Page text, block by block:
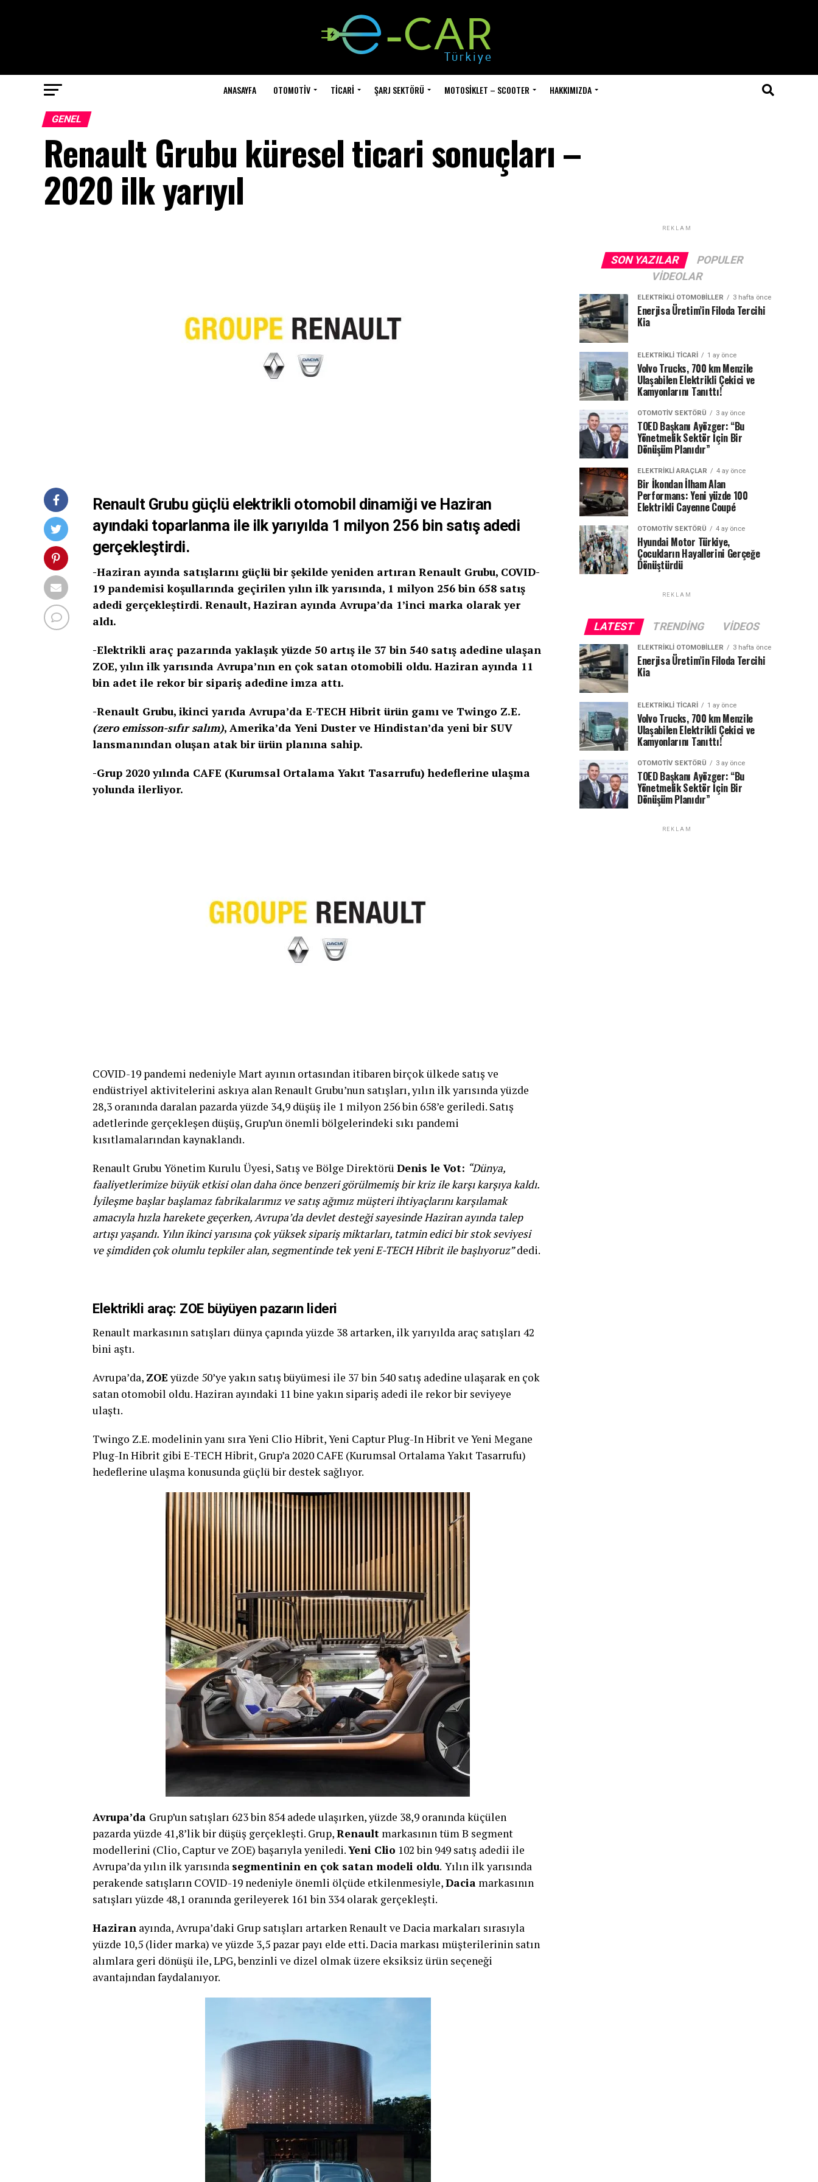
ANASAYFA OTOMOTIV TICARI ŞARJ SEKTÖRÜ MOTOSIKLET – SCOOTER HAKKIMIZDA
GENEL
Renault Grubu küresel ticari sonuçları –
2020 ilk yarıyıl
Renault Grubu güçlü elektrikli otomobil dinamiği ve Haziran
ayındaki toparlanma ile ilk yarıyılda 1 milyon 256 bin satış adedi
gerçekleştirdi.
-Haziran ayında satışlarını güçlü bir şekilde yeniden artıran Renault Grubu, COVID-
19 pandemisi koşullarında geçirilen yılın ilk yarısında, 1 milyon 256 bin 658 satış
adedi gerçekleştirdi. Renault, Haziran ayında Avrupa’da 1’inci marka olarak yer
aldı.
-Elektrikli araç pazarında yaklaşık yüzde 50 artış ile 37 bin 540 satış adedine ulaşan
ZOE, yılın ilk yarısında Avrupa’nın en çok satan otomobili oldu. Haziran ayında 11
bin adet ile rekor bir sipariş adedine imza attı.
-Renault Grubu, ikinci yarıda Avrupa’da E-TECH Hibrit ürün gamı ve Twingo Z.E.
(zero emisson-sıfır salım), Amerika’da Yeni Duster ve Hindistan’da yeni bir SUV
lansmanından oluşan atak bir ürün planına sahip.
-Grup 2020 yılında CAFE (Kurumsal Ortalama Yakıt Tasarrufu) hedeflerine ulaşma
yolunda ilerliyor.
COVID-19 pandemi nedeniyle Mart ayının ortasından itibaren birçok ülkede satış ve
endüstriyel aktivitelerini askıya alan Renault Grubu’nun satışları, yılın ilk yarısında yüzde
28,3 oranında daralan pazarda yüzde 34,9 düşüş ile 1 milyon 256 bin 658’e geriledi. Satış
adetlerinde gerçekleşen düşüş, Grup’un önemli bölgelerindeki sıkı pandemi
kısıtlamalarından kaynaklandı.
Renault Grubu Yönetim Kurulu Üyesi, Satış ve Bölge Direktörü Denis le Vot: “Dünya,
faaliyetlerimize büyük etkisi olan daha önce benzeri görülmemiş bir kriz ile karşı karşıya kaldı.
İyileşme başlar başlamaz fabrikalarımız ve satış ağımız müşteri ihtiyaçlarını karşılamak
amacıyla hızla harekete geçerken, Avrupa’da devlet desteği sayesinde Haziran ayında talep
artışı yaşandı. Yılın ikinci yarısına çok yüksek sipariş miktarları, tatmin edici bir stok seviyesi
ve şimdiden çok olumlu tepkiler alan, segmentinde tek yeni E-TECH Hibrit ile başlıyoruz”dedi.
Elektrikli araç: ZOE büyüyen pazarın lideri
Renault markasının satışları dünya çapında yüzde 38 artarken, ilk yarıyılda araç satışları 42
bini aştı.
Avrupa’da, ZOEyüzde 50’ye yakın satış büyümesi ile 37 bin 540 satış adedine ulaşarak en çok
satan otomobil oldu. Haziran ayındaki 11 bine yakın sipariş adedi ile rekor bir seviyeye
ulaştı.
Twingo Z.E. modelinin yanı sıra Yeni Clio Hibrit, Yeni Captur Plug-In Hibrit ve Yeni Megane
Plug-In Hibrit gibi E-TECH Hibrit, Grup’a 2020 CAFE (Kurumsal Ortalama Yakıt Tasarrufu)
hedeflerine ulaşma konusunda güçlü bir destek sağlıyor.
Avrupa’da Grup’un satışları 623 bin 854 adede ulaşırken, yüzde 38,9 oranında küçülen
pazarda yüzde 41,8’lik bir düşüş gerçekleşti. Grup,Renault markasının tüm B segment
modellerini (Clio, Captur ve ZOE) başarıyla yeniledi.Yeni Clio 102 bin 949 satış adedii ile
Avrupa’da yılın ilk yarısında segmentinin en çok satan modeli oldu. Yılın ilk yarısında
perakende satışların COVID-19 nedeniyle önemli ölçüde etkilenmesiyle,Dacia markasının
satışları yüzde 48,1 oranında gerileyerek 161 bin 334 olarak gerçekleşti.
Haziran ayında, Avrupa’daki Grup satışları artarken Renault ve Dacia markaları sırasıyla
yüzde 10,5 (lider marka) ve yüzde 3,5 pazar payı elde etti. Dacia markası müşterilerinin satın
alımlara geri dönüşü ile, LPG, benzinli ve dizel olmak üzere eksiksiz ürün seçeneği
avantajından faydalanıyor.
REKLAM
SON YAZILAR
POPULER
VIDEOLAR
ELEKTRIKLI OTOMOBILLER 3 hafta önce
Enerjisa Üretim’in Filoda Tercihi
Kia
ELEKTRIKLI TICARI 1 ay önce
Volvo Trucks, 700 km Menzile
Ulaşabilen Elektrikli Çekici ve
Kamyonlarını Tanıttı!
OTOMOTIV SEKTÖRÜ 3 ay önce
TOED Başkanı Ayözger: “Bu
Yönetmelik Sektör İçin Bir
Dönüşüm Planıdır”
ELEKTRIKLI ARAÇLAR 4 ay önce
Bir İkondan İlham Alan
Performans: Yeni yüzde 100
Elektrikli Cayenne Coupé
OTOMOTIV SEKTÖRÜ 4 ay önce
Hyundai Motor Türkiye,
Çocukların Hayallerini Gerçeğe
Dönüştürdü
REKLAM
LATEST TRENDING VIDEOS
ELEKTRIKLI OTOMOBILLER 3 hafta önce
Enerjisa Üretim’in Filoda Tercihi
Kia
ELEKTRIKLI TICARI 1 ay önce
Volvo Trucks, 700 km Menzile
Ulaşabilen Elektrikli Çekici ve
Kamyonlarını Tanıttı!
OTOMOTIV SEKTÖRÜ 3 ay önce
TOED Başkanı Ayözger: “Bu
Yönetmelik Sektör İçin Bir
Dönüşüm Planıdır”
REKLAM